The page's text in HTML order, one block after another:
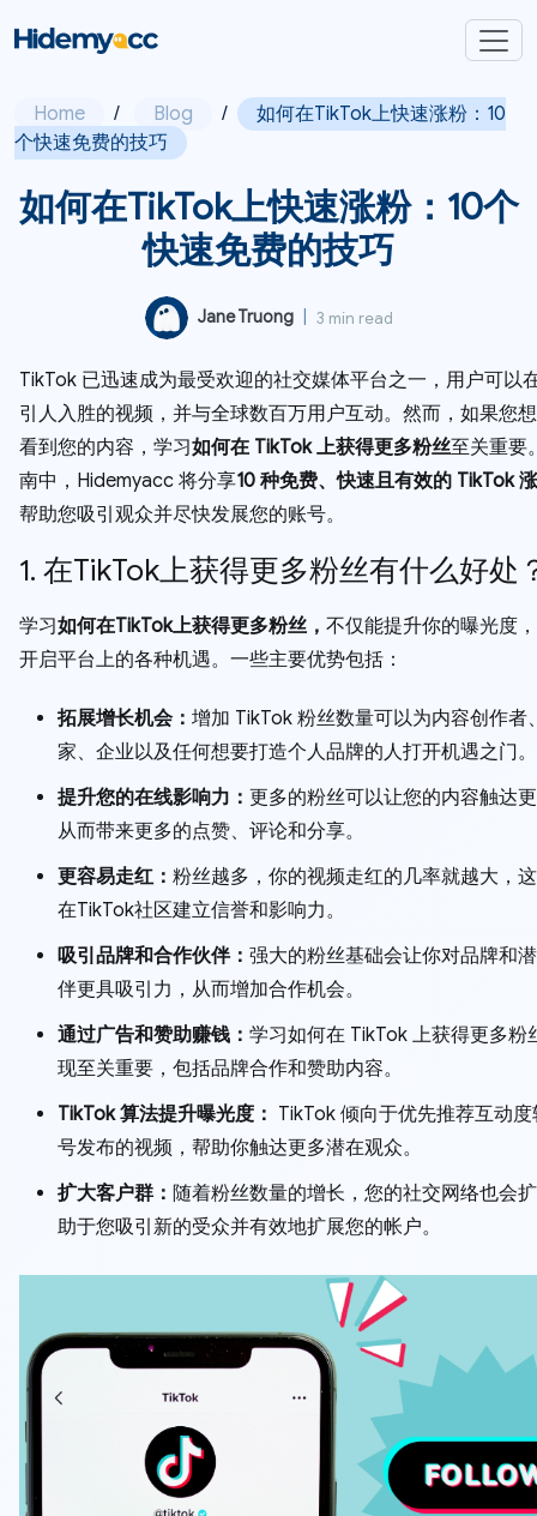
Home / Blog /
如何在TikTok上快速涨粉：10
个快速免费的技巧
如何在TikTok上快速涨粉：10个
快速免费的技巧
Jane Truong 3 min read
TikTok 已迅速成为最受欢迎的社交媒体平台之一，用户可以
引人入胜的视频，并与全球数百万用户互动。然而，如果您
看到您的内容，学习如何在 TikTok 上获得更多粉丝至关重要
南中，Hidemyacc 将分享10 种免费、快速且有效的 TikTok
帮助您吸引观众并尽快发展您的账号。
1. 在TikTok上获得更多粉丝有什么好处
学习如何在TikTok上获得更多粉丝， 不仅能提升你的曝光度
开启平台上的各种机遇。一些主要优势包括：
拓展增长机会： 增加 TikTok 粉丝数量可以为内容创作者
家、企业以及任何想要打造个人品牌的人打开机遇之门。
提升您的在线影响力： 更多的粉丝可以让您的内容触达
从而带来更多的点赞、评论和分享。
更容易走红： 粉丝越多，你的视频走红的几率就越大，
在TikTok社区建立信誉和影响力。
吸引品牌和合作伙伴： 强大的粉丝基础会让你对品牌和
伴更具吸引力，从而增加合作机会。
通过广告和赞助赚钱： 学习如何在 TikTok 上获得更多粉
现至关重要，包括品牌合作和赞助内容。
TikTok 算法提升曝光度： TikTok 倾向于优先推荐互动
号发布的视频，帮助你触达更多潜在观众。
扩大客户群： 随着粉丝数量的增长，您的社交网络也会
助于您吸引新的受众并有效地扩展您的帐户。